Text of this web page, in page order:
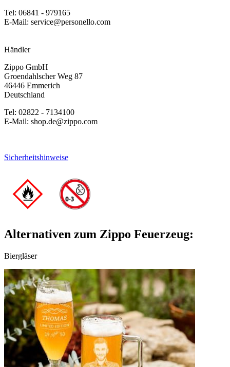
Tel: 06841 - 979165
E-Mail: service@personello.com
Händler
Zippo GmbH
Groendahlscher Weg 87
46446 Emmerich
Deutschland
Tel: 02822 - 7134100
E-Mail: shop.de@zippo.com
Sicherheitshinweise
Alternativen zum Zippo Feuerzeug:
Biergläser